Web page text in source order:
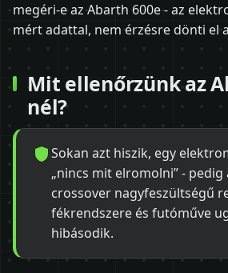
megéri-e az Abarth 600e - az
mért adattal, nem érzésre dönti el
Mit ellenőrzünk az
nél?
Sokan azt hiszik, egy
„nincs mit elromolni” -
crossover nagyfeszültségű
fékrendszere és futóműve
hibásodik.